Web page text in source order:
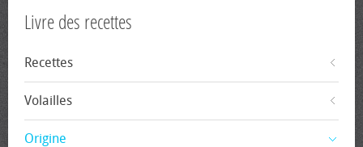
Livre des recettes
Recettes
Volailles
Origine